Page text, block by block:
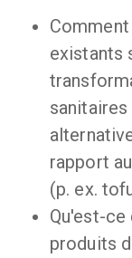
existants
rapport
(p. ex.
Qu'est-
produits